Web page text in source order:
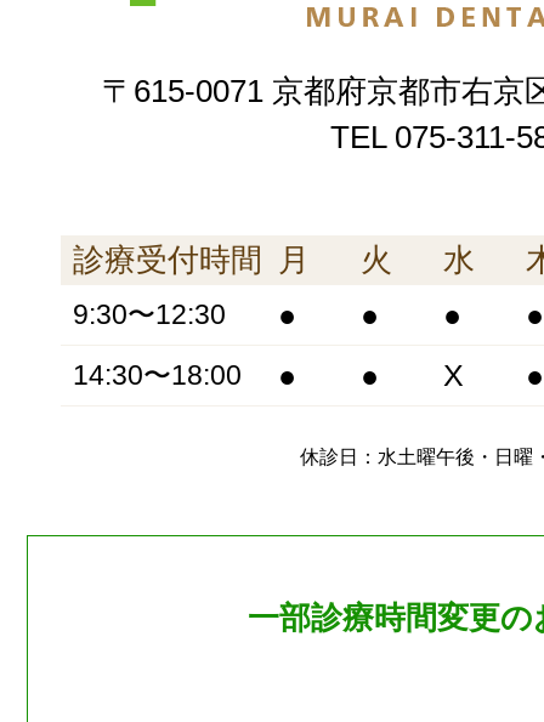
〒615-0071 京都府京都市右京
TEL 075-311-
診療受付時間 月 火 水
9:30〜12:30 ● ● ● ●
14:30〜18:00 ● ● X ●
休診日：水土曜午後・日曜
一部診療時間変更